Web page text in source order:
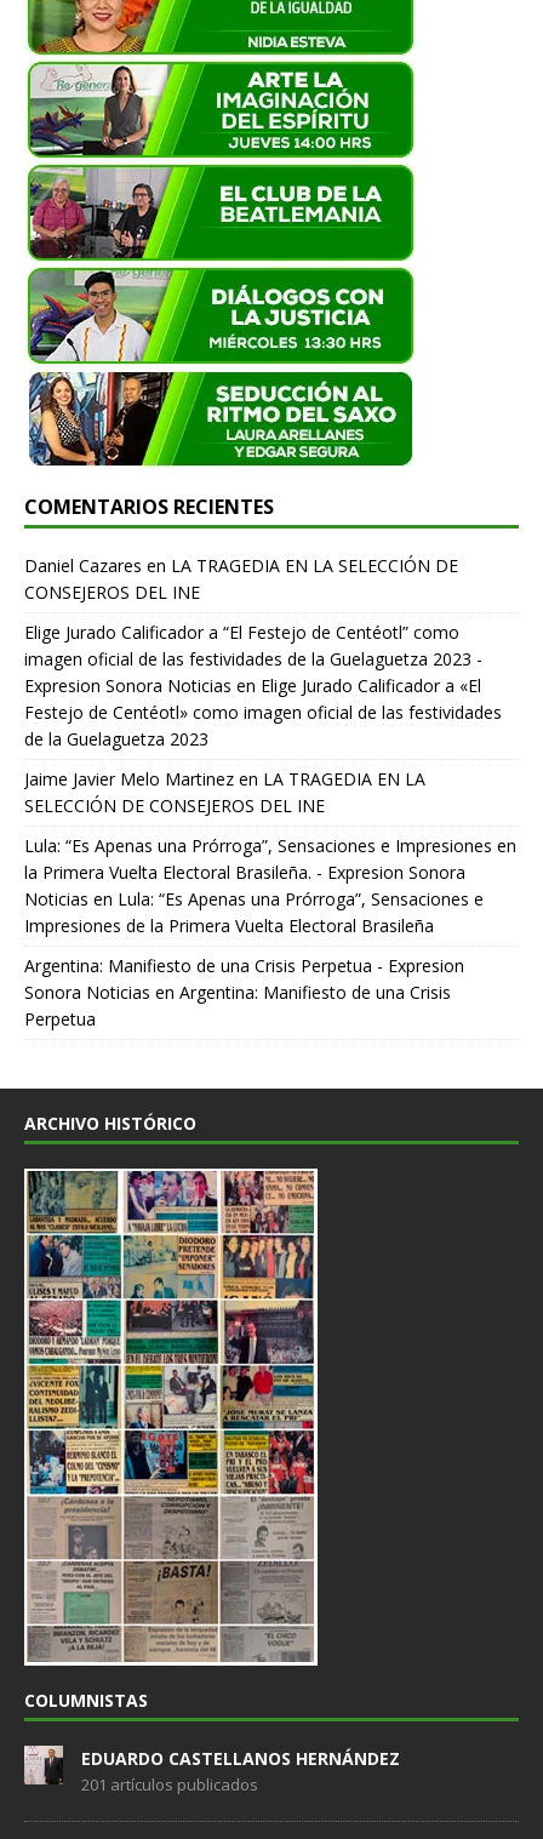
COMENTARIOS RECIENTES
Daniel Cazares en LA TRAGEDIA EN LA SELECCIÓN DE
CONSEJEROS DEL INE
Elige Jurado Calificador a “El Festejo de Centéotl” como
imagen oficial de las festividades de la Guelaguetza 2023 -
Expresion Sonora Noticias en Elige Jurado Calificador a «El
Festejo de Centéotl» como imagen oficial de las festividades
de la Guelaguetza 2023
Jaime Javier Melo Martinez en LA TRAGEDIA EN LA
SELECCIÓN DE CONSEJEROS DEL INE
Lula: “Es Apenas una Prórroga”, Sensaciones e Impresiones en
la Primera Vuelta Electoral Brasileña. - Expresion Sonora
Noticias en Lula: “Es Apenas una Prórroga”, Sensaciones e
Impresiones de la Primera Vuelta Electoral Brasileña
Argentina: Manifiesto de una Crisis Perpetua - Expresion
Sonora Noticias en Argentina: Manifiesto de una Crisis
Perpetua
ARCHIVO HISTÓRICO
COLUMNISTAS
EDUARDO CASTELLANOS HERNÁNDEZ
201 artículos publicados